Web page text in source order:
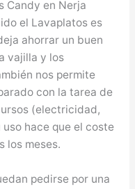
Candy en Nerja
el Lavaplatos es
ahorrar un buen
vajilla y los
nos permite
con la tarea de
(electricidad,
hace que el coste
los meses.
pedirse por una